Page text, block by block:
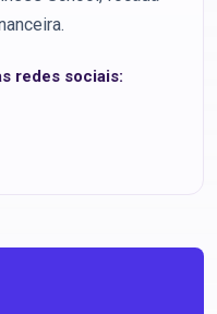
redes sociais: